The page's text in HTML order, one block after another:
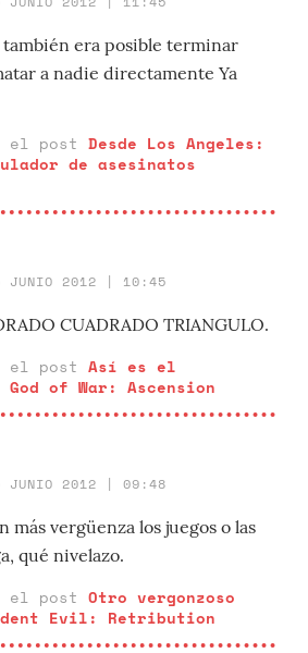
era posible terminar
a nadie directamente Ya
el post Desde Los Angeles:
de asesinatos
JUNIO 2012 | 10:45
CUADRADO TRIANGULO.
el post Así es el
of War: Ascension
JUNIO 2012 | 09:48
más vergüenza los juegos o las
qué nivelazo.
el post Otro vergonzoso
Evil: Retribution